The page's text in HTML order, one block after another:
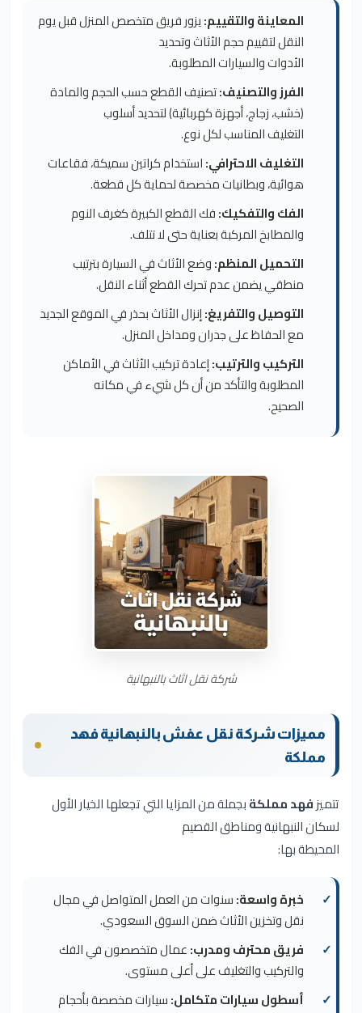
المعاينة والتقييم:يزور فريق متخصص المنزل قبل يوم
النقل لتقييم حجم الأثاث وتحديد
الأدوات والسيارات المطلوبة.
الفرز والتصنيف:تصنيف القطع حسب الحجم والمادة
(خشب، زجاج، أجهزة كهربائية) لتحديد أسلوب
التغليف المناسب لكل نوع.
التغليف الاحترافي:استخدام كراتين سميكة، فقاعات
هوائية، وبطانيات مخصصة لحماية كل قطعة.
الفك والتفكيك:فك القطع الكبيرة كغرف النوم
والمطابخ المركبة بعناية حتى لا تتلف.
التحميل المنظم:وضع الأثاث في السيارة بترتيب
منطقي يضمن عدم تحرك القطع أثناء النقل.
التوصيل والتفريغ:إنزال الأثاث بحذر في الموقع الجديد
مع الحفاظ على جدران ومداخل المنزل.
التركيب والترتيب:إعادة تركيب الأثاث في الأماكن
المطلوبة والتأكد من أن كل شيء في مكانه
الصحيح.
شركة نقل اثاث بالنبهانية
مميزات شركة نقل عفش بالنبهانية فهد
مملكة
تتميزفهد مملكةبجملة من المزايا التي تجعلها الخيار الأول
لسكان النبهانية ومناطق القصيم
المحيطة بها:
خبرة واسعة:سنوات من العمل المتواصل في مجال
نقل وتخزين الأثاث ضمن السوق السعودي.
فريق محترف ومدرب:عمال متخصصون في الفك
والتركيب والتغليف على أعلى مستوى.
أسطول سيارات متكامل:سيارات مخصصة بأحجام